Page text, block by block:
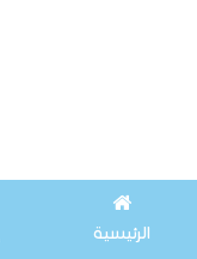
الرئيسية